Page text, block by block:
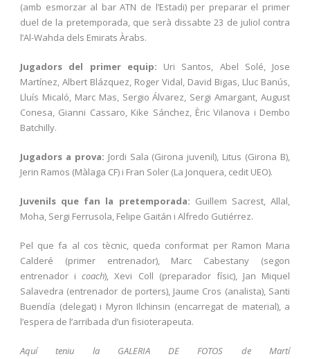
(amb esmorzar al bar ATN de l’Estadi) per preparar el primer
duel de la pretemporada, que serà dissabte 23 de juliol contra
l’Al-Wahda dels Emirats Àrabs.
Jugadors del primer equip: Uri Santos, Abel Solé, Jose
Martínez, Albert Blázquez, Roger Vidal, David Bigas, Lluc Banús,
Lluís Micaló, Marc Mas, Sergio Álvarez, Sergi Amargant, August
Conesa, Gianni Cassaro, Kike Sánchez, Èric Vilanova i Dembo
Batchilly.
Jugadors a prova: Jordi Sala (Girona juvenil), Litus (Girona B),
Jerin Ramos (Màlaga CF) i Fran Soler (La Jonquera, cedit UEO).
Juvenils que fan la pretemporada: Guillem Sacrest, Allal,
Moha, Sergi Ferrusola, Felipe Gaitán i Alfredo Gutiérrez.
Pel que fa al cos tècnic, queda conformat per Ramon Maria
Calderé (primer entrenador), Marc Cabestany (segon
entrenador icoach), Xevi Coll (preparador físic), Jan Miquel
Salavedra (entrenador de porters), Jaume Cros (analista), Santi
Buendía (delegat) i Myron Ilchinsin (encarregat de material), a
l’espera de l’arribada d’un fisioterapeuta.
Aquí teniu la GALERIA DE FOTOS de Martí